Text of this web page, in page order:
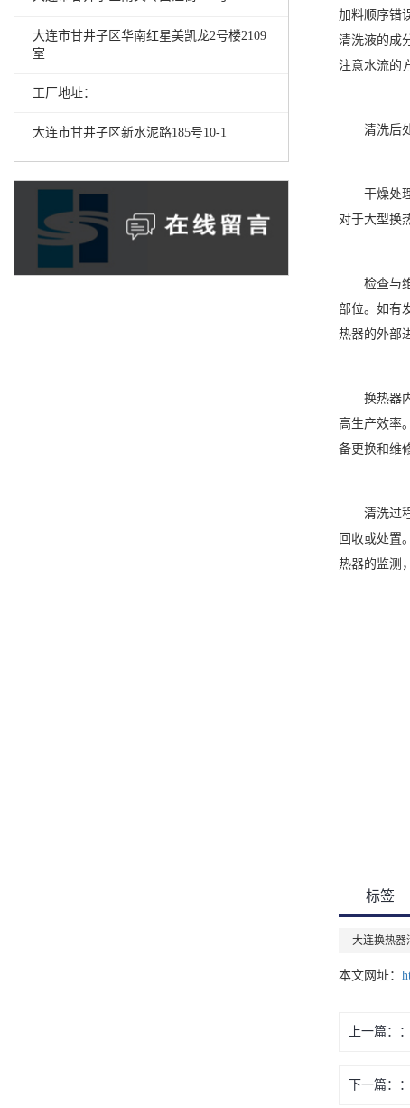
大连市甘井子区华南红星美凯龙2号楼2109
室
工厂地址：
大连市甘井子区新水泥路185号10-1
加料顺序错
清洗液的成
注意水流的
清洗后
干燥处
对于大型换
检查与
部位。如有
热器的外部
换热器
高生产效率
备更换和维
清洗过
回收或处置
热器的监测
标签
大连换热器
本文网址：
上一篇：
下一篇：